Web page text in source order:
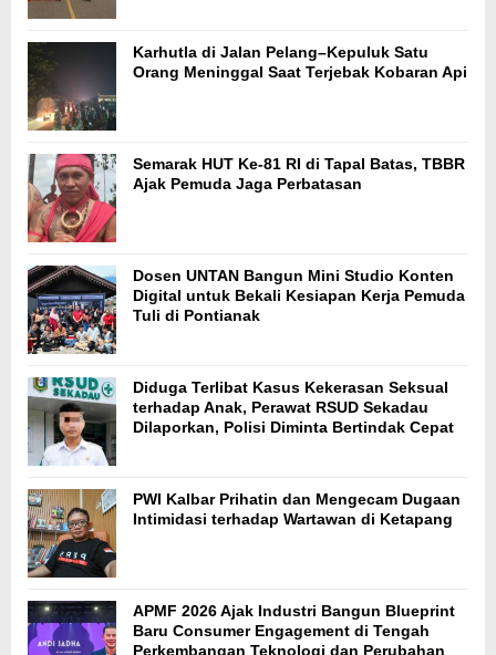
Karhutla di Jalan Pelang–Kepuluk Satu
Orang Meninggal Saat Terjebak Kobaran Api
Semarak HUT Ke-81 RI di Tapal Batas, TBBR
Ajak Pemuda Jaga Perbatasan
Dosen UNTAN Bangun Mini Studio Konten
Digital untuk Bekali Kesiapan Kerja Pemuda
Tuli di Pontianak
Diduga Terlibat Kasus Kekerasan Seksual
terhadap Anak, Perawat RSUD Sekadau
Dilaporkan, Polisi Diminta Bertindak Cepat
PWI Kalbar Prihatin dan Mengecam Dugaan
Intimidasi terhadap Wartawan di Ketapang
APMF 2026 Ajak Industri Bangun Blueprint
Baru Consumer Engagement di Tengah
Perkembangan Teknologi dan Perubahan